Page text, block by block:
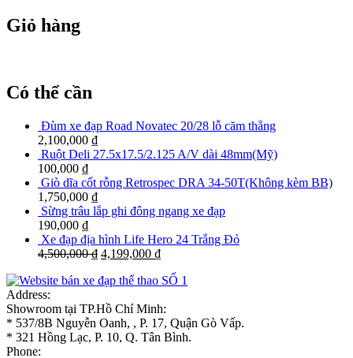
Giỏ hàng
Có thể cần
Đùm xe đạp Road Novatec 20/28 lỗ căm thẳng
2,100,000 ₫
Ruột Deli 27.5x17.5/2.125 A/V dài 48mm(Mỹ)
100,000 ₫
Giò dĩa cốt rỗng Retrospec DRA 34-50T(Không kèm BB)
1,750,000 ₫
Sừng trâu lắp ghi đông ngang xe đạp
190,000 ₫
Xe đạp địa hình Life Hero 24 Trắng Đỏ
4,500,000₫ 4,199,000 ₫
Address:
Showroom tại TP.Hồ Chí Minh:
* 537/8B Nguyễn Oanh, , P. 17, Quận Gò Vấp.
* 321 Hồng Lạc, P. 10, Q. Tân Bình.
Phone: